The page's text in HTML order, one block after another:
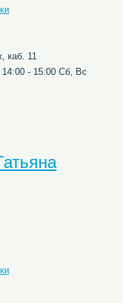
каб. 11
- 15:00 Сб, Вс